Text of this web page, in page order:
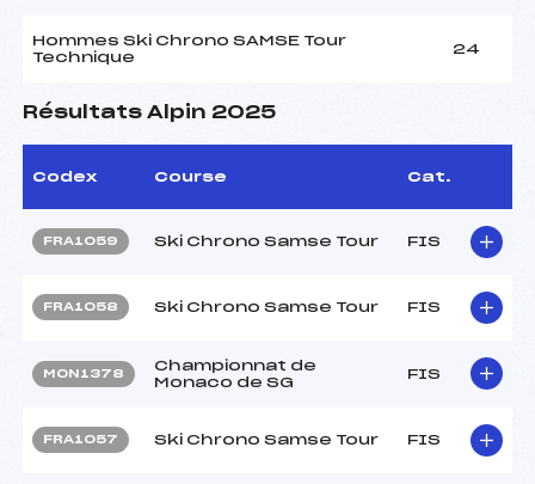
Hommes Ski Chrono SAMSE Tour
Technique
24
Résultats Alpin 2025
Codex Course Cat.
FRA1059 Ski Chrono Samse Tour FIS
FRA1058 Ski Chrono Samse Tour FIS
MON1378
Championnat de
Monaco de SG
FIS
FRA1057 Ski Chrono Samse Tour FIS